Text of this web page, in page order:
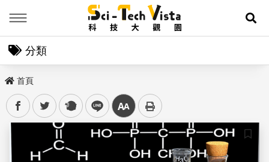
展
分類
首頁
facebooktwitter plurk line 中
儲存